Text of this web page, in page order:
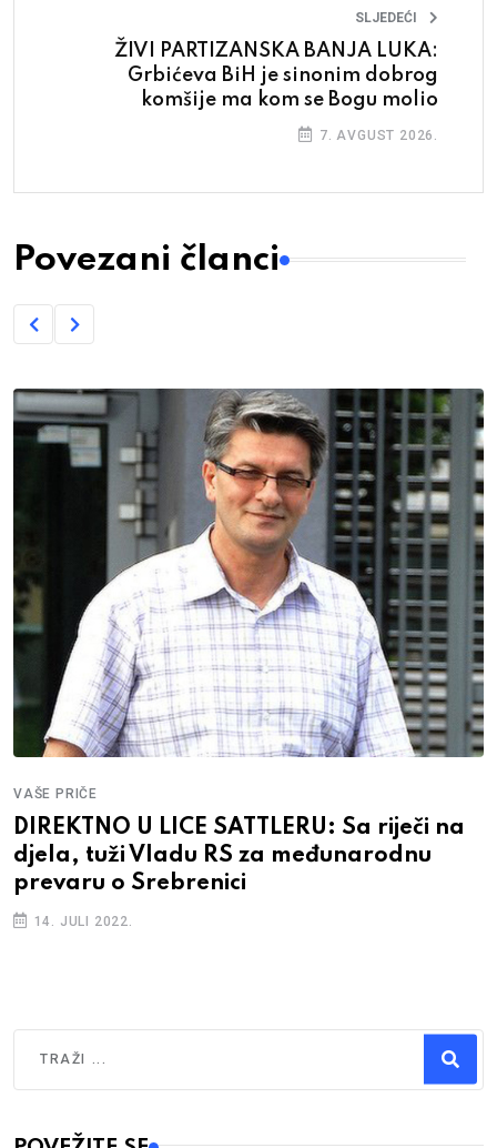
SLJEDEĆI
ŽIVI PARTIZANSKA BANJA LUKA:
Grbićeva BiH je sinonim dobrog
komšije ma kom se Bogu molio
7. AVGUST 2026.
Povezani članci
VAŠE PRIČE
DIREKTNO U LICE SATTLERU: Sa riječi na
djela, tuži Vladu RS za međunarodnu
prevaru o Srebrenici
14. JULI 2022.
Type 2 or more characters for results.